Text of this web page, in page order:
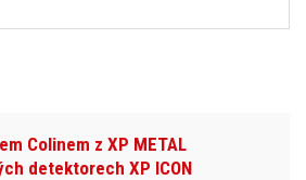
Colinem z XP METAL
detektorech XP ICON